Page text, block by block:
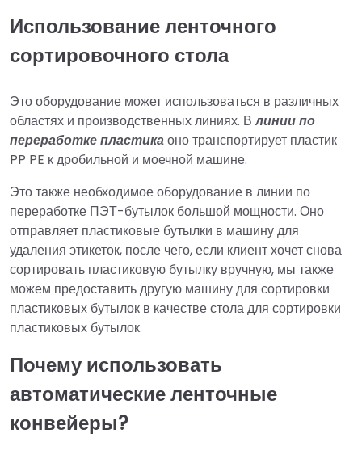
Использование ленточного
сортировочного стола
Это оборудование может использоваться в различных
областях и производственных линиях. Влинии по
переработке пластикаоно транспортирует пластик
PP PE к дробильной и моечной машине.
Это также необходимое оборудование в линии по
переработке ПЭТ-бутылок большой мощности. Оно
отправляет пластиковые бутылки в машину для
удаления этикеток, после чего, если клиент хочет снова
сортировать пластиковую бутылку вручную, мы также
можем предоставить другую машину для сортировки
пластиковых бутылок в качестве стола для сортировки
пластиковых бутылок.
Почему использовать
автоматические ленточные
конвейеры?